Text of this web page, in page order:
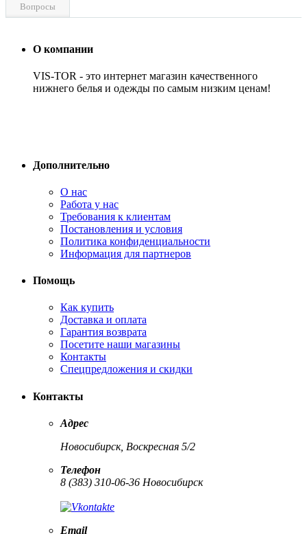
Вопросы
О компании
VIS-TOR - это интернет магазин качественного
нижнего белья и одежды по самым низким ценам!
Дополнительно
О нас
Работа у нас
Требования к клиентам
Постановления и условия
Политика конфиденциальности
Информация для партнеров
Помощь
Как купить
Доставка и оплата
Гарантия возврата
Посетите наши магазины
Контакты
Спецпредложения и скидки
Контакты
Адрес
Новосибирск, Воскресная 5/2
Телефон
8 (383) 310-06-36 Новосибирск
Email